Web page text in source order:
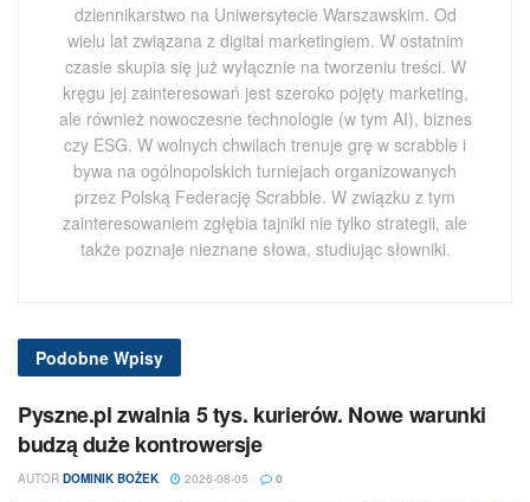
dziennikarstwo na Uniwersytecie Warszawskim. Od
wielu lat związana z digital marketingiem. W ostatnim
czasie skupia się już wyłącznie na tworzeniu treści. W
kręgu jej zainteresowań jest szeroko pojęty marketing,
ale również nowoczesne technologie (w tym AI), biznes
czy ESG. W wolnych chwilach trenuje grę w scrabble i
bywa na ogólnopolskich turniejach organizowanych
przez Polską Federację Scrabble. W związku z tym
zainteresowaniem zgłębia tajniki nie tylko strategii, ale
także poznaje nieznane słowa, studiując słowniki.
Podobne Wpisy
Pyszne.pl zwalnia 5 tys. kurierów. Nowe warunki
budzą duże kontrowersje
AUTOR DOMINIK BOŻEK 2026-08-05 0